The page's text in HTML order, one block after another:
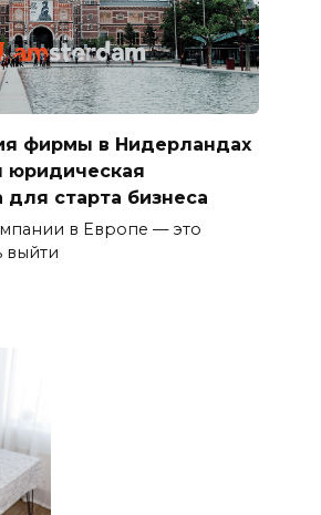
фирмы в Нидерландах
юридическая
старта бизнеса
в Европе — это
выйти